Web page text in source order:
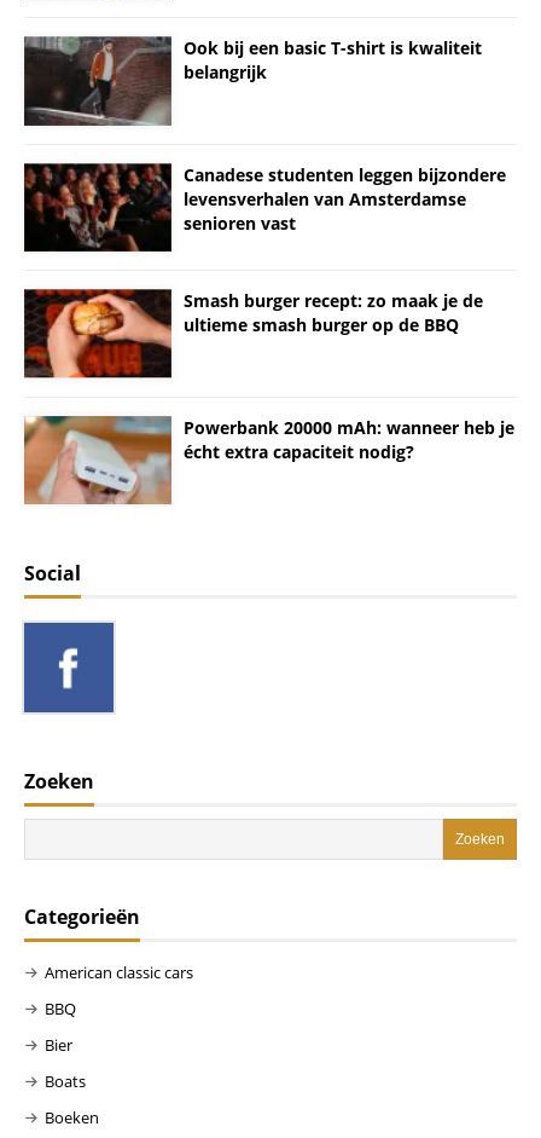
Ook bij een basic T-shirt is kwaliteit
belangrijk
Canadese studenten leggen bijzondere
levensverhalen van Amsterdamse
senioren vast
Smash burger recept: zo maak je de
ultieme smash burger op de BBQ
Powerbank 20000 mAh: wanneer heb je
écht extra capaciteit nodig?
Social
Zoeken
Categorieën
American classic cars
BBQ
Bier
Boats
Boeken